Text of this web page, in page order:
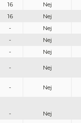
16 Nej
16 Nej
- Nej
- Nej
- Nej
- Nej
- Nej
- Nej